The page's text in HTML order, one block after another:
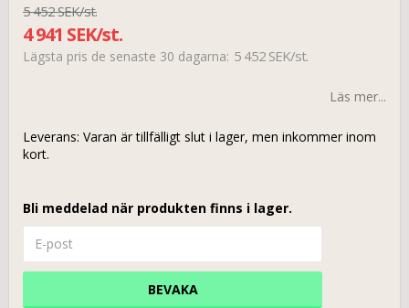
5 452 SEK/st.
4 941 SEK/st.
Lägsta pris de senaste 30 dagarna 5 452 SEK/st.
Läs mer...
Leverans: Varan är tillfälligt slut i lager, men inkommer inom
kort.
Bli meddelad när produkten finns i lager.
BEVAKA